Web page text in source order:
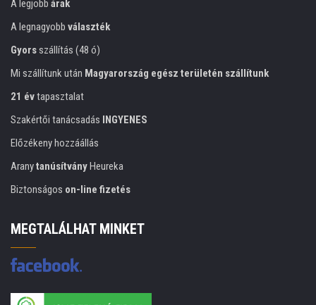
A legjobb árak
A legnagyobb választék
Gyorsszállítás (48 ó)
Mi szállítunk után Magyarország egész területén szállítunk
21 évtapasztalat
Szakértői tanácsadás
INGYENES
Előzékeny hozzáállás
Aranytanúsítvány Heureka
Biztonságos on-line fizetés
MEGTALÁLHAT MINKET